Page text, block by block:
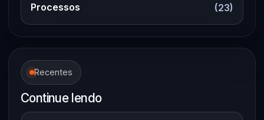
Processos (23)
Recentes
Continue lendo